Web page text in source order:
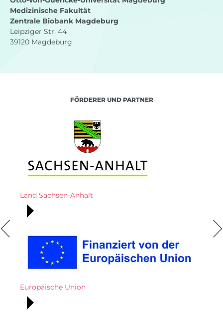
Medizinische Fakultät
Zentrale Biobank Magdeburg
Leipziger Str. 44
39120 Magdeburg
FÖRDERER UND PARTNER
Land Sachsen-Anhalt
Europäische Union